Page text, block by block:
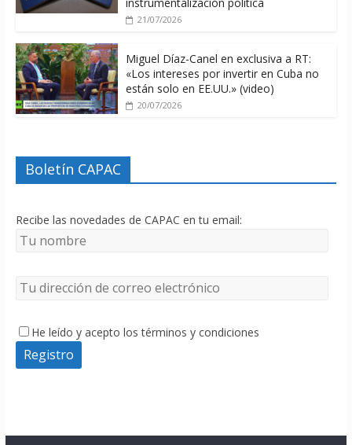
21/07/2026
Miguel Díaz-Canel en exclusiva a RT:
«Los intereses por invertir en Cuba no
están solo en EE.UU.» (video)
20/07/2026
Boletín CAPAC
Recibe las novedades de CAPAC en tu email:
He leído y acepto los términos y condiciones